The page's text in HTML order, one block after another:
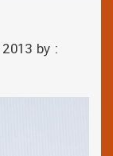
by :